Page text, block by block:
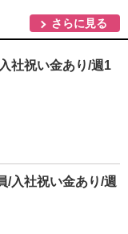
さらに見る
社祝い金あり/週1
/入社祝い金あり/週